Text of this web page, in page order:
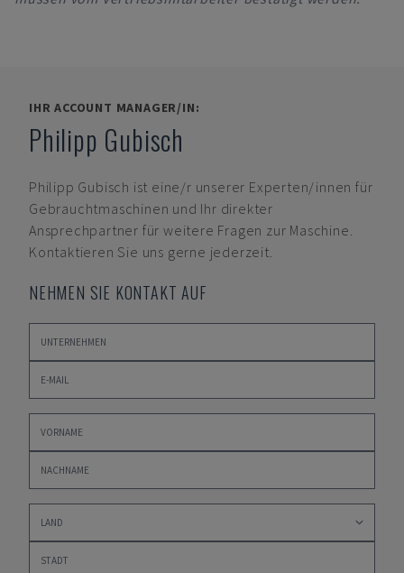
IHR ACCOUNT MANAGER/IN:
Philipp Gubisch
Philipp Gubisch ist eine/r unserer Experten/innen für
Gebrauchtmaschinen und Ihr direkter
Ansprechpartner für weitere Fragen zur Maschine.
Kontaktieren Sie uns gerne jederzeit.
NEHMEN SIE KONTAKT AUF